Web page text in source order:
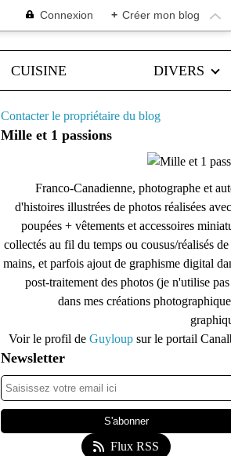
Connexion + Créer mon blog
CUISINE DIVERS
Contacter le propriétaire du blog
Mille et 1 passions
Franco-Canadienne, photographe et
d'histoires illustrées de photos réalisées
poupées + vêtements et accessoires
collectés au fil du temps ou cousus/réalisés de
mains, et parfois ajout de graphisme digital
post-traitement des photos (je n'utilise
dans mes créations
Voir le profil de Guyloup sur le portail
Newsletter
Flux RSS